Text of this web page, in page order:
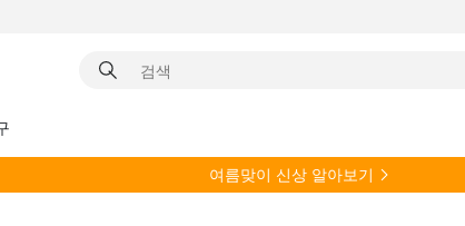
여름맞이 신상 알아보기